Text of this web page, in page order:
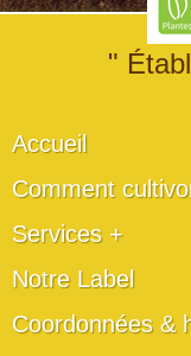
"
Accueil
Comment
Services +
Notre Label
Coordonnées &